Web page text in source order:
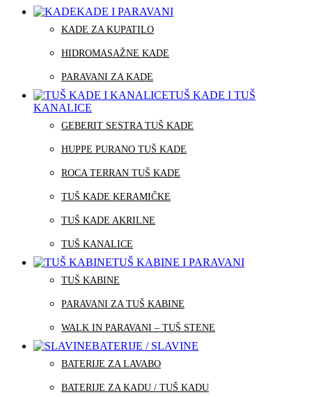
KADE I PARAVANI
KADE ZA KUPATILO
HIDROMASAŽNE KADE
PARAVANI ZA KADE
TUŠ KADE I TUŠ
KANALICE
GEBERIT SESTRA TUŠ KADE
HUPPE PURANO TUŠ KADE
ROCA TERRAN TUŠ KADE
TUŠ KADE KERAMIČKE
TUŠ KADE AKRILNE
TUŠ KANALICE
TUŠ KABINE I PARAVANI
TUŠ KABINE
PARAVANI ZA TUŠ KABINE
WALK IN PARAVANI – TUŠ STENE
BATERIJE / SLAVINE
BATERIJE ZA LAVABO
BATERIJE ZA KADU / TUŠ KADU